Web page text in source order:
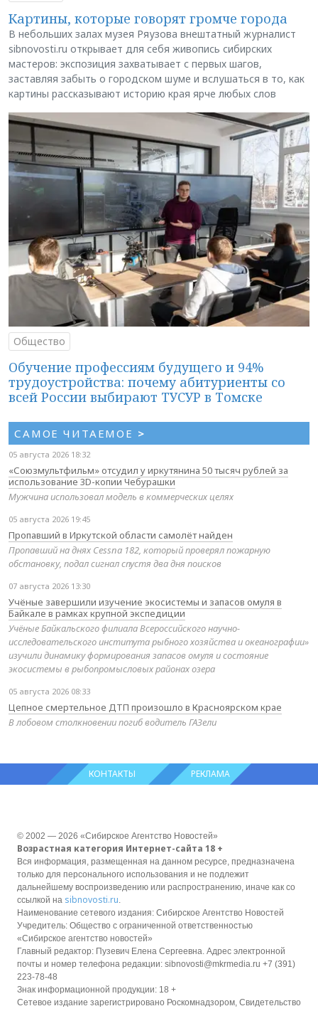
Картины, которые говорят громче города
В небольших залах музея Ряузова внештатный журналист
sibnovosti.ru открывает для себя живопись сибирских
мастеров: экспозиция захватывает с первых шагов,
заставляя забыть о городском шуме и вслушаться в то, как
картины рассказывают историю края ярче любых слов
Общество
Обучение профессиям будущего и 94%
трудоустройства: почему абитуриенты со
всей России выбирают ТУСУР в Томске
САМОЕ ЧИТАЕМОЕ >
05 августа 2026 18:32
«Союзмультфильм» отсудил у иркутянина 50 тысяч рублей за
использование 3D-копии Чебурашки
Мужчина использовал модель в коммерческих целях
05 августа 2026 19:45
Пропавший в Иркутской области самолёт найден
Пропавший на днях Cessna 182, который проверял пожарную
обстановку, подал сигнал спустя два дня поисков
07 августа 2026 13:30
Учёные завершили изучение экосистемы и запасов омуля в
Байкале в рамках крупной экспедиции
Учёные Байкальского филиала Всероссийского научно-
исследовательского института рыбного хозяйства и океанографии»
изучили динамику формирования запасов омуля и состояние
экосистемы в рыбопромысловых районах озера
05 августа 2026 08:33
Цепное смертельное ДТП произошло в Красноярском крае
В лобовом столкновении погиб водитель ГАЗели
КОНТАКТЫ РЕКЛАМА
© 2002 — 2026 «Сибирское Агентство Новостей»
Возрастная категория Интернет-сайта 18 +
Вся информация, размещенная на данном ресурсе, предназначена
только для персонального использования и не подлежит
дальнейшему воспроизведению или распространению, иначе как со
ссылкой на sibnovosti.ru.
Наименование сетевого издания: Сибирское Агентство Новостей
Учредитель: Общество с ограниченной ответственностью
«Сибирское агентство новостей»
Главный редактор: Пузевич Елена Сергеевна. Адрес электронной
почты и номер телефона редакции: sibnovosti@mkrmedia.ru +7 (391)
223-78-48
Знак информационной продукции: 18 +
Сетевое издание зарегистрировано Роскомнадзором, Свидетельство